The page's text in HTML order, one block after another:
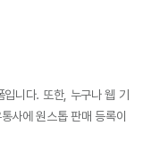
니다. 또한, 누구나 웹 기
사에 원스톱 판매 등록이